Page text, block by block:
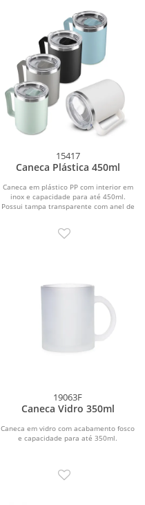
15417
Caneca Plástica 450ml
Caneca em plástico PP com interior em
inox e capacidade para até 450ml.
Possui tampa transparente com anel de
19063F
Caneca Vidro 350ml
Caneca em vidro com acabamento fosco
e capacidade para até 350ml.